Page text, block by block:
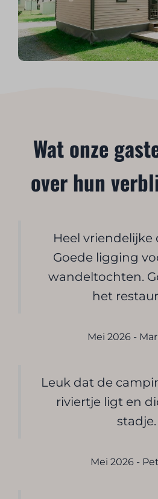
Wat onze
over hun
Heel vriendelijke
Goede ligging
wandeltochten.
het
Mei 2026 -
Leuk dat de
riviertje ligt en
stadje.
Mei 2026 -